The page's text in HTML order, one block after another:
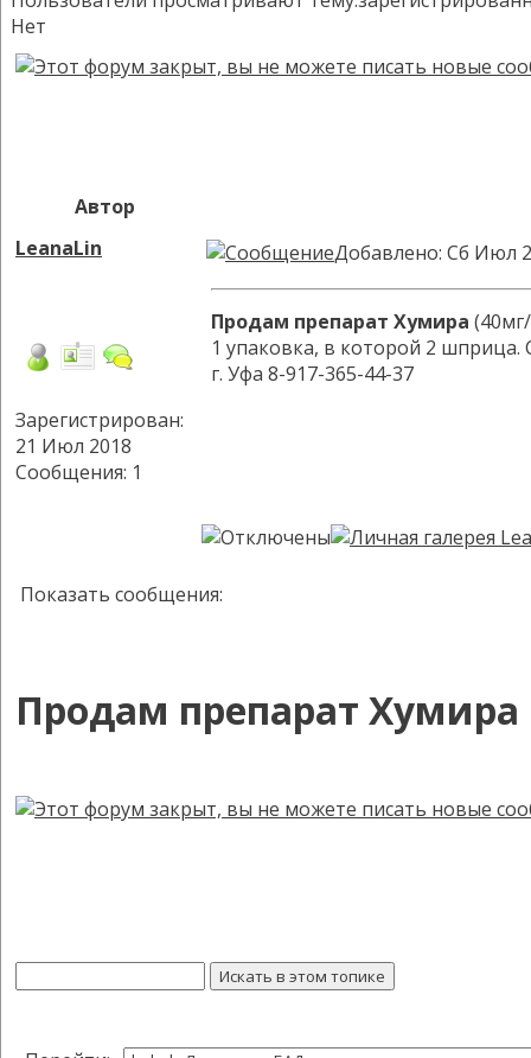
Нет
Автор
LeanaLin
Зарегистрирован:
21 Июл 2018
Сообщения: 1
Добавлено: Сб Июл
Продам препарат Хумира
1 упаковка, в которой 2 шприца.
г. Уфа 8-917-365-44-37
Показать сообщения:
Продам препарат Хумира